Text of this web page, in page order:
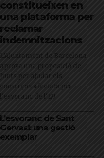
constitueixen en
una plataforma per
reclamar
indemnitzacions
L’Ajuntament de Barcelona
aprova una proposició de
Junts per ajudar els
comerços afectats per
l'esvoranc de l'L9
L’esvoranc de Sant
Gervasi: una gestió
exemplar